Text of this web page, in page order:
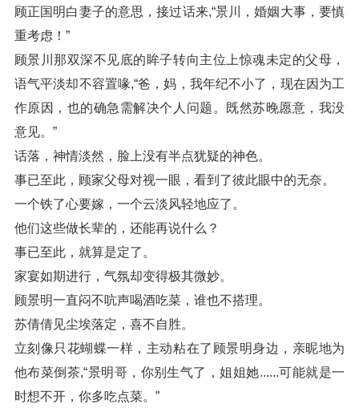
顾正国明白妻子的意思，接过话来,“景川，婚姻大事，要慎
重考虑！”
顾景川那双深不见底的眸子转向主位上惊魂未定的父母，
语气平淡却不容置喙,“爸，妈，我年纪不小了，现在因为工
作原因，也的确急需解决个人问题。既然苏晚愿意，我没
意见。”
话落，神情淡然，脸上没有半点犹疑的神色。
事已至此，顾家父母对视一眼，看到了彼此眼中的无奈。
一个铁了心要嫁，一个云淡风轻地应了。
他们这些做长辈的，还能再说什么？
事已至此，就算是定了。
家宴如期进行，气氛却变得极其微妙。
顾景明一直闷不吭声喝酒吃菜，谁也不搭理。
苏倩倩见尘埃落定，喜不自胜。
立刻像只花蝴蝶一样，主动粘在了顾景明身边，亲昵地为
他布菜倒茶,“景明哥，你别生气了，姐姐她......可能就是一
时想不开，你多吃点菜。”